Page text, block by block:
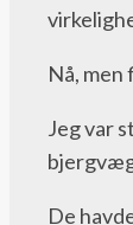
Nå, men
Jeg var
De